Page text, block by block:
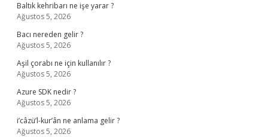
Baltık kehribarı ne işe yarar ?
Ağustos 5, 2026
Bacı nereden gelir ?
Ağustos 5, 2026
Aşil çorabı ne için kullanılır ?
Ağustos 5, 2026
Azure SDK nedir ?
Ağustos 5, 2026
i’câzü’l-kur’ân ne anlama gelir ?
Ağustos 5, 2026